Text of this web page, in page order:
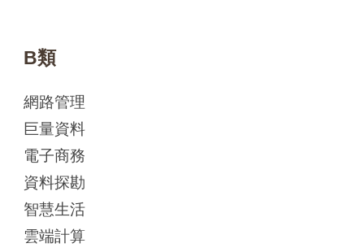
B類
網路管理
巨量資料
電子商務
資料探勘
智慧生活
雲端計算